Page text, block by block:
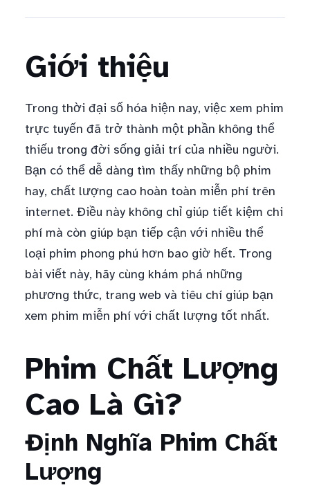
Giới thiệu
Trong thời đại số hóa hiện nay, việc xem phim
trực tuyến đã trở thành một phần không thể
thiếu trong đời sống giải trí của nhiều người.
Bạn có thể dễ dàng tìm thấy những bộ phim
hay, chất lượng cao hoàn toàn miễn phí trên
internet. Điều này không chỉ giúp tiết kiệm chi
phí mà còn giúp bạn tiếp cận với nhiều thể
loại phim phong phú hơn bao giờ hết. Trong
bài viết này, hãy cùng khám phá những
phương thức, trang web và tiêu chí giúp bạn
xem phim miễn phí với chất lượng tốt nhất.
Phim Chất Lượng
Cao Là Gì?
Định Nghĩa Phim Chất
Lượng